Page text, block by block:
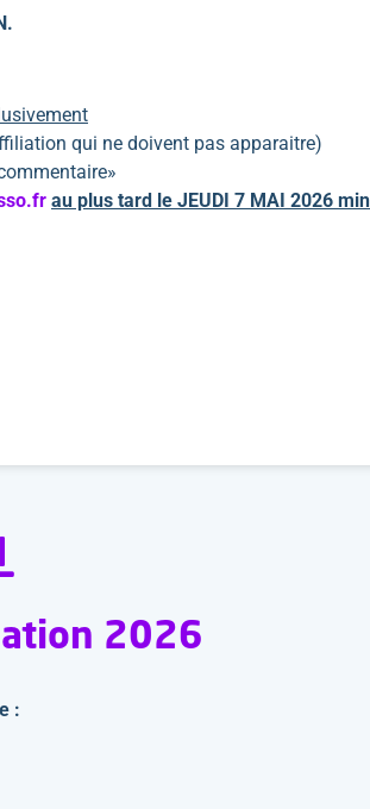
qui ne doivent pas apparaitre)
au plus tard le JEUDI 7 MAI 2026
2026
: